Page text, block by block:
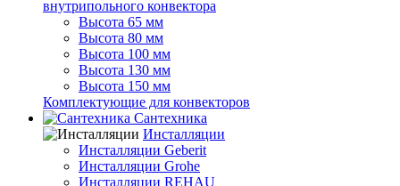
внутрипольного конвектора
Высота 65 мм
Высота 80 мм
Высота 100 мм
Высота 130 мм
Высота 150 мм
Комплектующие для конвекторов
Сантехника
Инсталляции
Инсталляции Geberit
Инсталляции Grohe
Инсталляции REHAU